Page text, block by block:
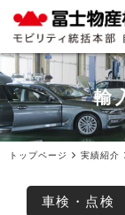
輸
トップページ 実績紹介
車検・点検